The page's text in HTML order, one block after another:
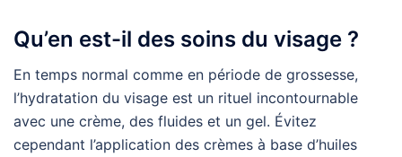
Qu’en est-il des soins du visage ?
En temps normal comme en période de grossesse,
l’hydratation du visage est un rituel incontournable
avec une crème, des fluides et un gel. Évitez
cependant l’application des crèmes à base d’huiles